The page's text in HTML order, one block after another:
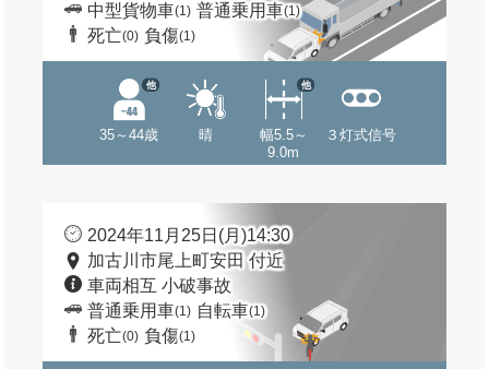
中型貨物車(1) 普通乗用車(1)
死亡(0) 負傷(1)
35～44歳
他
晴
幅5.5～
9.0m
他
３灯式信号
2024年11月25日(月)14:30
加古川市尾上町安田 付近
車両相互 小破事故
普通乗用車(1) 自転車(1)
死亡(0) 負傷(1)